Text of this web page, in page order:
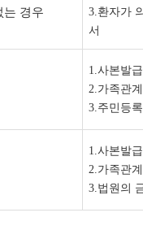
는 경우
3.환자가
서
1.사본발
2.가족관
3.주민등
1.사본발
2.가족관
3.법원의